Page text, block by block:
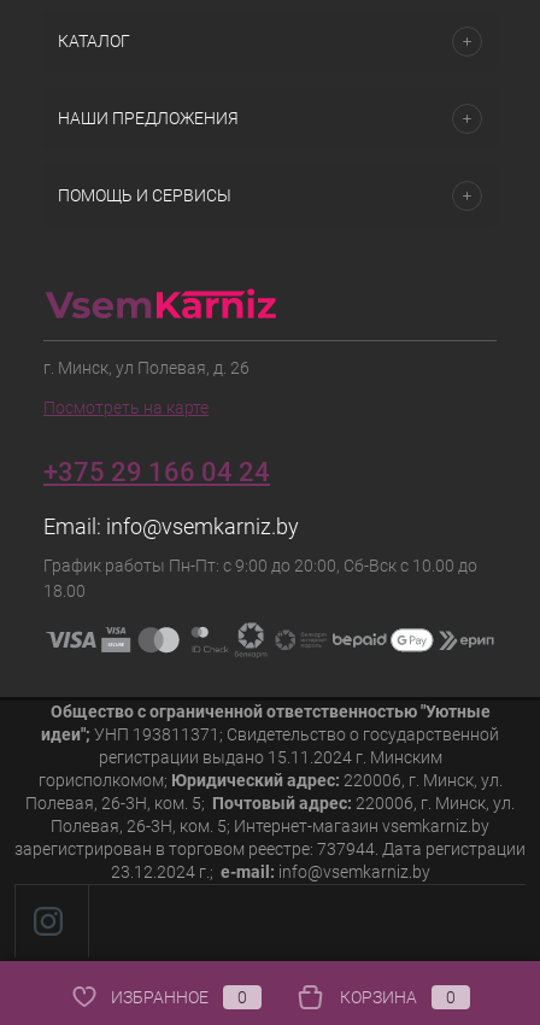
КАТАЛОГ
НАШИ ПРЕДЛОЖЕНИЯ
ПОМОЩЬ И СЕРВИСЫ
г. Минск, ул Полевая, д. 26
Посмотреть на карте
+375 29 166 04 24
Email: info@vsemkarniz.by
График работы Пн-Пт: с 9:00 до 20:00, Сб-Вск с 10.00 до
18.00
Общество с ограниченной ответственностью "Уютные
идеи"; УНП 193811371; Свидетельство о государственной
регистрации выдано 15.11.2024 г. Минским
горисполкомом; Юридический адрес: 220006, г. Минск, ул.
Полевая, 26-3Н, ком. 5; Почтовый адрес: 220006, г. Минск, ул.
Полевая, 26-3Н, ком. 5; Интернет-магазин vsemkarniz.by
зарегистрирован в торговом реестре: 737944. Дата регистрации
23.12.2024 г.; e-mail: info@vsemkarniz.by
ИЗБРАННОЕ 0 КОРЗИНА 0